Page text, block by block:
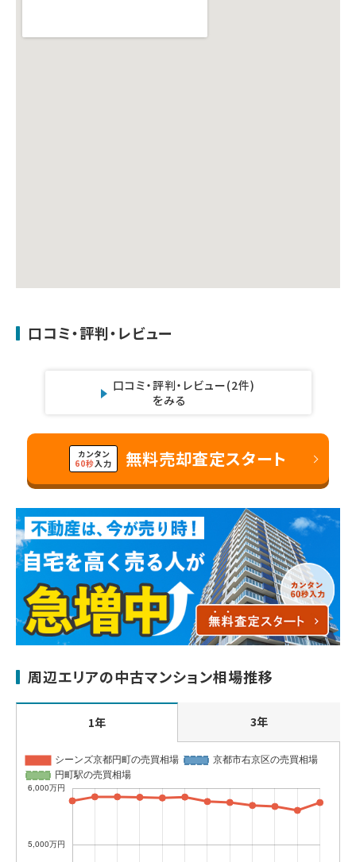
口コミ・評判・レビュー
口コミ・評判・レビュー
をみる
(2件)
カンタン
60秒入力 無料売却査定スタート
周辺エリアの中古マンション相場推移
1年 3年